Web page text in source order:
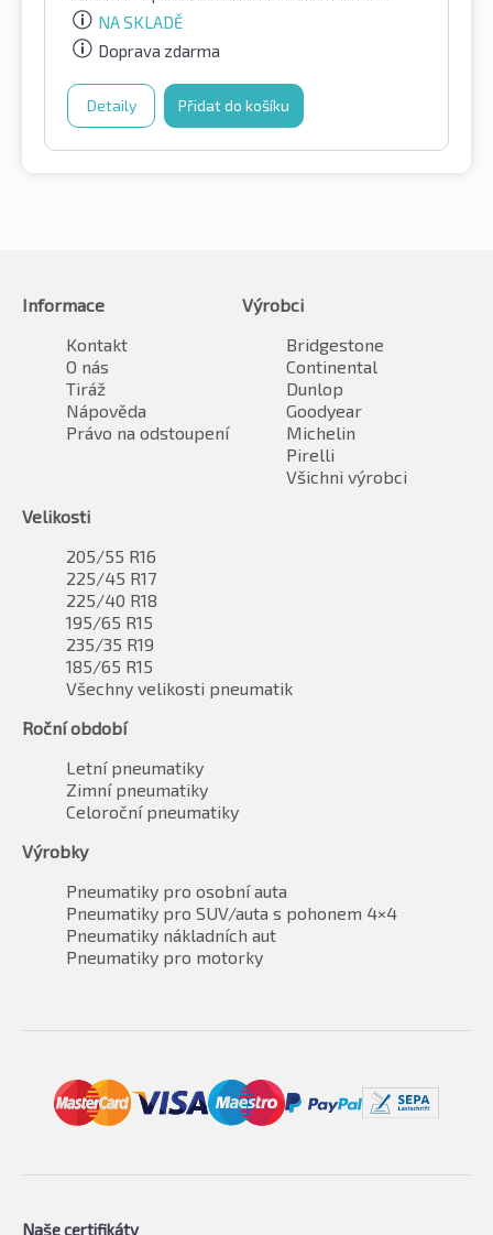
NA SKLADĚ
Doprava zdarma
Detaily Přidat do košíku
Informace
Kontakt
O nás
Tiráž
Nápověda
Právo na odstoupení
Výrobci
Bridgestone
Continental
Dunlop
Goodyear
Michelin
Pirelli
Všichni výrobci
Velikosti
205/55 R16
225/45 R17
225/40 R18
195/65 R15
235/35 R19
185/65 R15
Všechny velikosti pneumatik
Roční období
Letní pneumatiky
Zimní pneumatiky
Celoroční pneumatiky
Výrobky
Pneumatiky pro osobní auta
Pneumatiky pro SUV/auta s pohonem 4×4
Pneumatiky nákladních aut
Pneumatiky pro motorky
Naše certifikáty